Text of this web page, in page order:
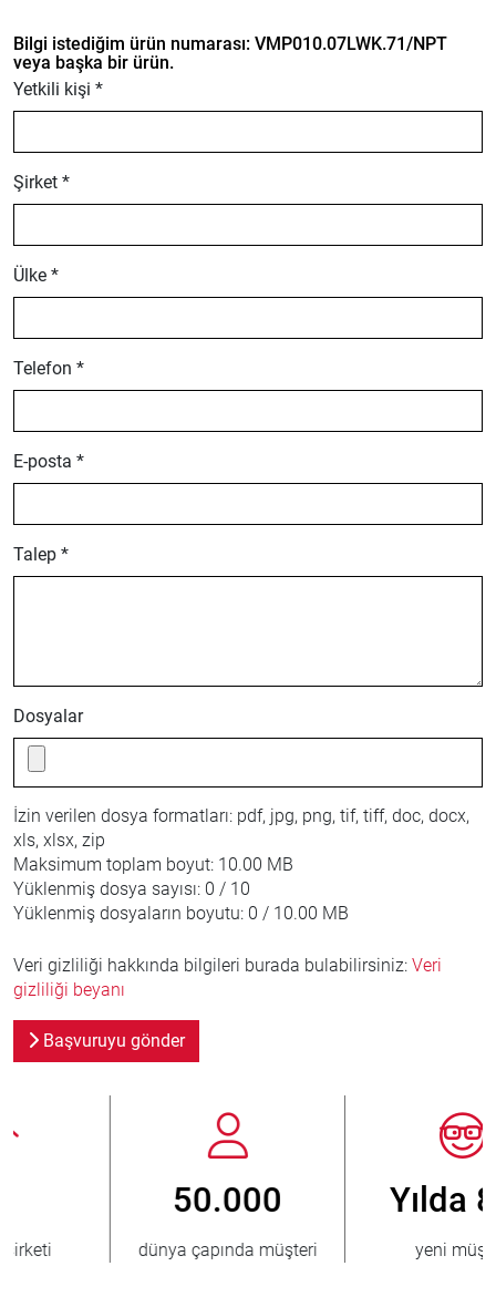
Bilgi istediğim ürün numarası: VMP010.07LWK.71/NPT
veya başka bir ürün.
Yetkili kişi *
Şirket *
Ülke *
Telefon *
E-posta *
Talep *
Dosyalar
İzin verilen dosya formatları: pdf, jpg, png, tif, tiff, doc, docx,
xls, xlsx, zip
Maksimum toplam boyut: 10.00 MB
Yüklenmiş dosya sayısı: 0 / 10
Yüklenmiş dosyaların boyutu: 0 / 10.00 MB
Veri gizliliği hakkında bilgileri burada bulabilirsiniz: Veri
gizliliği beyanı
Başvuruyu gönder
Yılda 800
yeni müşteri
> 3.500.000
satılmış ünite